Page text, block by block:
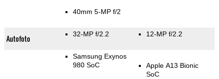
40mm 5-MP f/2
Autofoto 32-MP f/2.2 12-MP f/2.2
Samsung Exynos
980 SoC
Apple A13 Bionic
SoC